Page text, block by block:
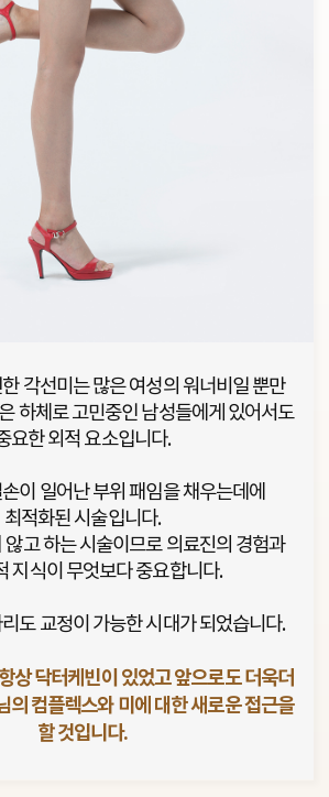
각선미는 많은 여성의 워너비일 뿐만
하체로 고민중인 남성들에게 있어서도
요한 외적 요소입니다.
이 일어난 부위 패임을 채우는데에
최적화된 시술입니다.
않고 하는 시술이므로 의료진의 경험과
지식이 무엇보다 중요합니다.
도 교정이 가능한 시대가 되었습니다.
상 닥터케빈이 있었고 앞으로도 더욱더
의 컴플렉스와 미에 대한 새로운 접근을
할 것입니다.